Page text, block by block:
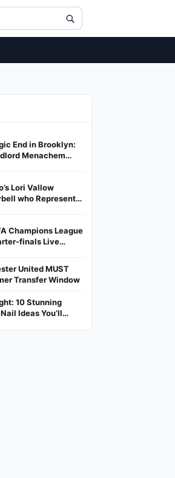
End in Brooklyn:
Menachem
in a Dumpster
Lori Vallow
who Represents
Champions League
finals Live
Where To Watch
United MUST
Transfer Window
10 Stunning
Ideas You’ll